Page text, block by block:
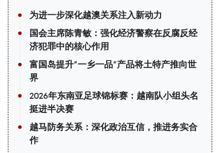
为进一步深化越澳关系注入新动力
国会主席陈青敏：强化经济警察在反腐反经
济犯罪中的核心作用
富国岛提升”一乡一品”产品将土特产推向世
界
2026年东南亚足球锦标赛：越南队小组头名
挺进半决赛
越马防务关系：深化政治互信，推进务实合
作